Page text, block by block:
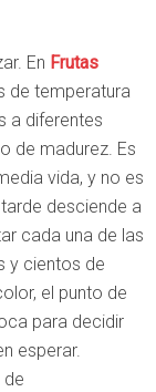
En Frutas
de temperatura
a diferentes
de madurez. Es
vida, y no es
desciende a
cada una de las
y cientos de
el punto de
para decidir
esperar.
de